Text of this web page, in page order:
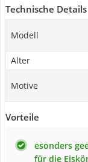
Technische Details
Modell
Alter
Motive
Vorteile
esonders
für die